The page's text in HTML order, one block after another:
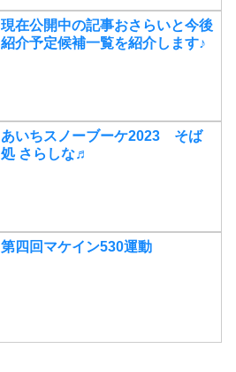
現在公開中の記事おさらいと今後
紹介予定候補一覧を紹介します♪
あいちスノーブーケ2023 そば
処 さらしな♬
第四回マケイン530運動